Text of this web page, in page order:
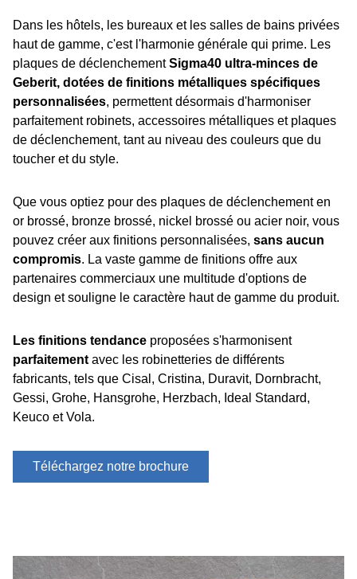
Dans les hôtels, les bureaux et les salles de bains privées
haut de gamme, c'est l'harmonie générale qui prime. Les
plaques de déclenchementSigma40 ultra-minces de
Geberit, dotées de finitions métalliques spécifiques
personnalisées, permettent désormais d'harmoniser
parfaitement robinets, accessoires métalliques et plaques
de déclenchement, tant au niveau des couleurs que du
toucher et du style.
Que vous optiez pour des plaques de déclenchement en
or brossé, bronze brossé, nickel brossé ou acier noir, vous
pouvez créer aux finitions personnalisées, sans aucun
compromis. La vaste gamme de finitions offre aux
partenaires commerciaux une multitude d'options de
design et souligne le caractère haut de gamme du produit.
Les finitions tendance proposées s'harmonisent
parfaitement avec les robinetteries de différents
fabricants, tels que Cisal, Cristina, Duravit, Dornbracht,
Gessi, Grohe, Hansgrohe, Herzbach, Ideal Standard,
Keuco et Vola.
Téléchargez notre brochure